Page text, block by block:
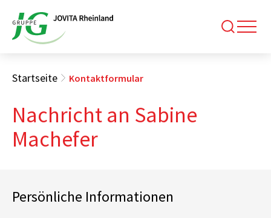
Startseite Kontaktformular
Nachricht an Sabine
Machefer
Persönliche Informationen